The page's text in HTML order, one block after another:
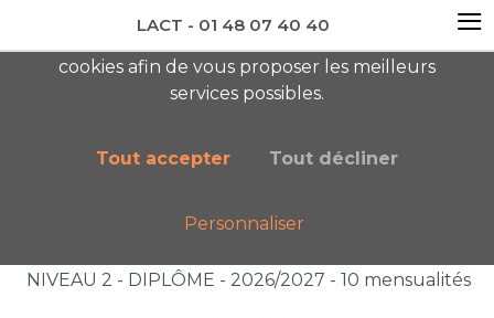
newsletter AC
Liste des catégories
NIVEAU 2 - DIPLÔME - 2026/2027 - 10 mensualités
cookies afin de vous proposer les meilleurs
services possibles.
Tout accepter Tout décliner
Personnaliser
LACT - 01 48 07 40 40 ≡